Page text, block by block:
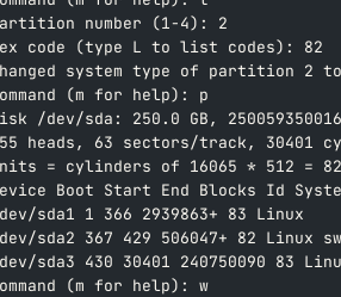
number (1-4): 2
code (type L to list codes): 82
system type of partition 2
(m for help): p
/dev/sda: 250.0 GB,
heads, 63 sectors/track, 30401
= cylinders of 16065 * 512 =
Boot Start End Blocks Id
sda1 1 366 2939863+ 83 Linux
sda2 367 429 506047+ 82 Linux
sda3 430 30401 240750090 83
(m for help): w